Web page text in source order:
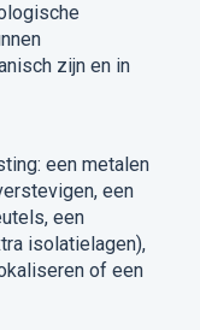
zijn en in
een metalen
, een
, een
isolatielagen),
of een